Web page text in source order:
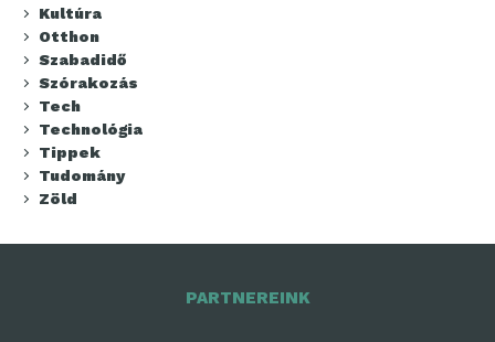
Kultúra
Otthon
Szabadidő
Szórakozás
Tech
Technológia
Tippek
Tudomány
Zöld
PARTNEREINK